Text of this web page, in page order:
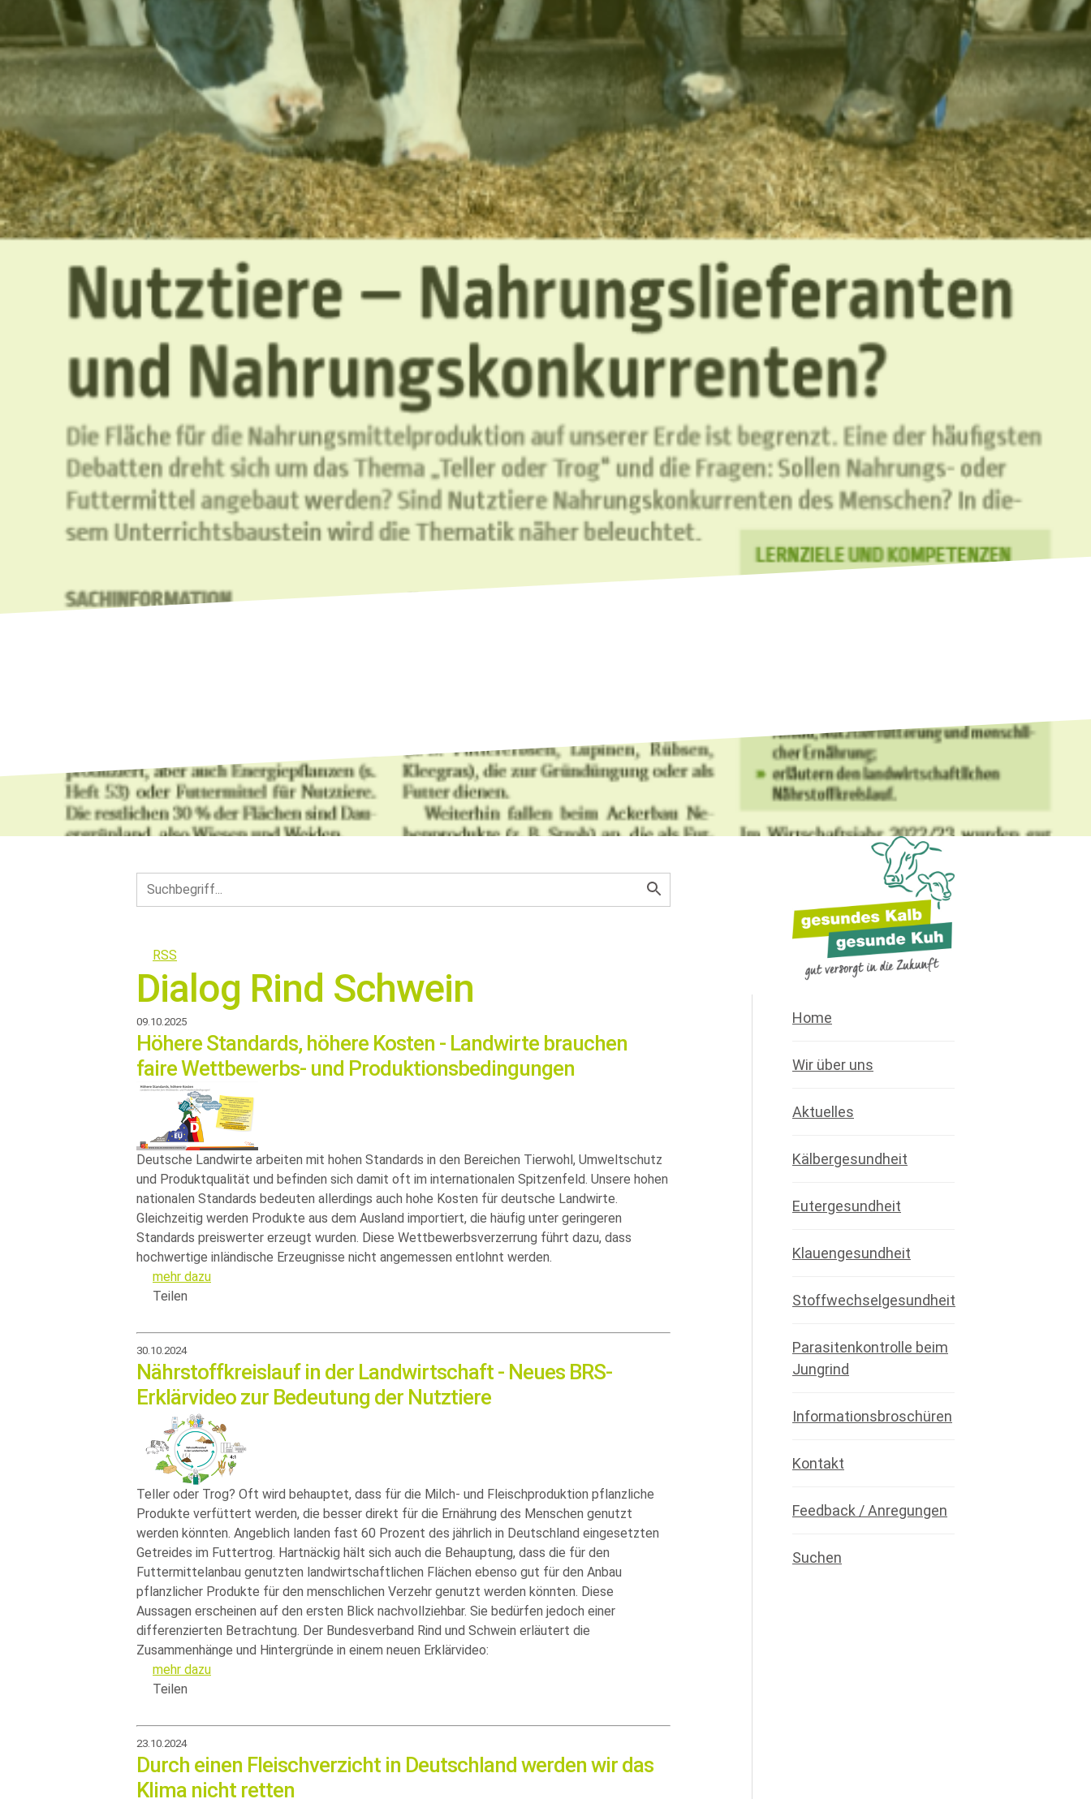
RSS
Dialog Rind Schwein
09.10.2025
Höhere Standards, höhere Kosten - Landwirte brauchen
faire Wettbewerbs- und Produktionsbedingungen
Deutsche Landwirte arbeiten mit hohen Standards in den Bereichen Tierwohl, Umweltschutz
und Produktqualität und befinden sich damit oft im internationalen Spitzenfeld. Unsere hohen
nationalen Standards bedeuten allerdings auch hohe Kosten für deutsche Landwirte.
Gleichzeitig werden Produkte aus dem Ausland importiert, die häufig unter geringeren
Standards preiswerter erzeugt wurden. Diese Wettbewerbsverzerrung führt dazu, dass
hochwertige inländische Erzeugnisse nicht angemessen entlohnt werden.
mehr dazu
Teilen
30.10.2024
Nährstoffkreislauf in der Landwirtschaft - Neues BRS-
Erklärvideo zur Bedeutung der Nutztiere
Teller oder Trog? Oft wird behauptet, dass für die Milch- und Fleischproduktion pflanzliche
Produkte verfüttert werden, die besser direkt für die Ernährung des Menschen genutzt
werden könnten. Angeblich landen fast 60 Prozent des jährlich in Deutschland eingesetzten
Getreides im Futtertrog. Hartnäckig hält sich auch die Behauptung, dass die für den
Futtermittelanbau genutzten landwirtschaftlichen Flächen ebenso gut für den Anbau
pflanzlicher Produkte für den menschlichen Verzehr genutzt werden könnten. Diese
Aussagen erscheinen auf den ersten Blick nachvollziehbar. Sie bedürfen jedoch einer
differenzierten Betrachtung. Der Bundesverband Rind und Schwein erläutert die
Zusammenhänge und Hintergründe in einem neuen Erklärvideo:
mehr dazu
Teilen
23.10.2024
Durch einen Fleischverzicht in Deutschland werden wir das
Klima nicht retten
Home
Wir über uns
Aktuelles
Kälbergesundheit
Eutergesundheit
Klauengesundheit
Stoffwechselgesundheit
Parasitenkontrolle beim
Jungrind
Informationsbroschüren
Kontakt
Feedback / Anregungen
Suchen